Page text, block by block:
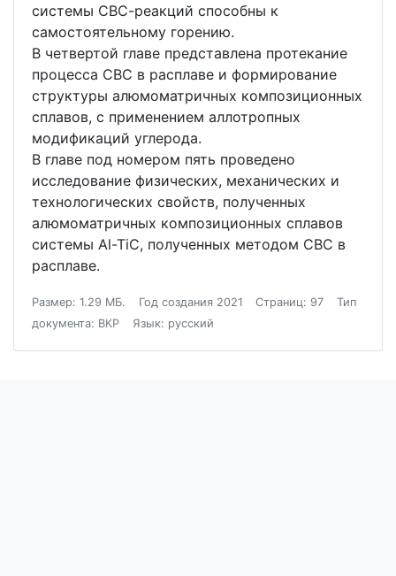
системы СВС-реакций способны к
самостоятельному горению.
В четвертой главе представлена протекание
процесса СВС в расплаве и формирование
структуры алюмоматричных композиционных
сплавов, с применением аллотропных
модификаций углерода.
В главе под номером пять проведено
исследование физических, механических и
технологических свойств, полученных
алюмоматричных композиционных сплавов
системы Al-TiC, полученных методом СВС в
расплаве.
Размер: 1.29 МБ. Год создания 2021 Страниц: 97
Тип
документа: ВКР
Язык: русский